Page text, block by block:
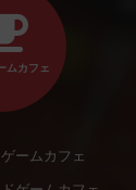
ムカフェ
ームカフェ